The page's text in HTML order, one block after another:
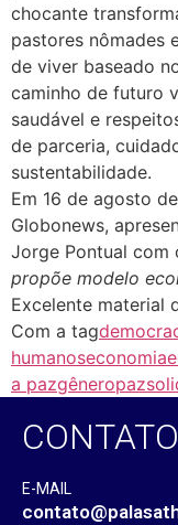
chocante
pastores nômades
de viver baseado
caminho de futuro
saudável e
de parceria,
sustentabilidade.
Em 16 de agosto
Globonews,
Jorge Pontual com
propõe modelo
Excelente material
Com a tag
humanoseconomia
a pazgêneropaz
CONTATO
E-MAIL